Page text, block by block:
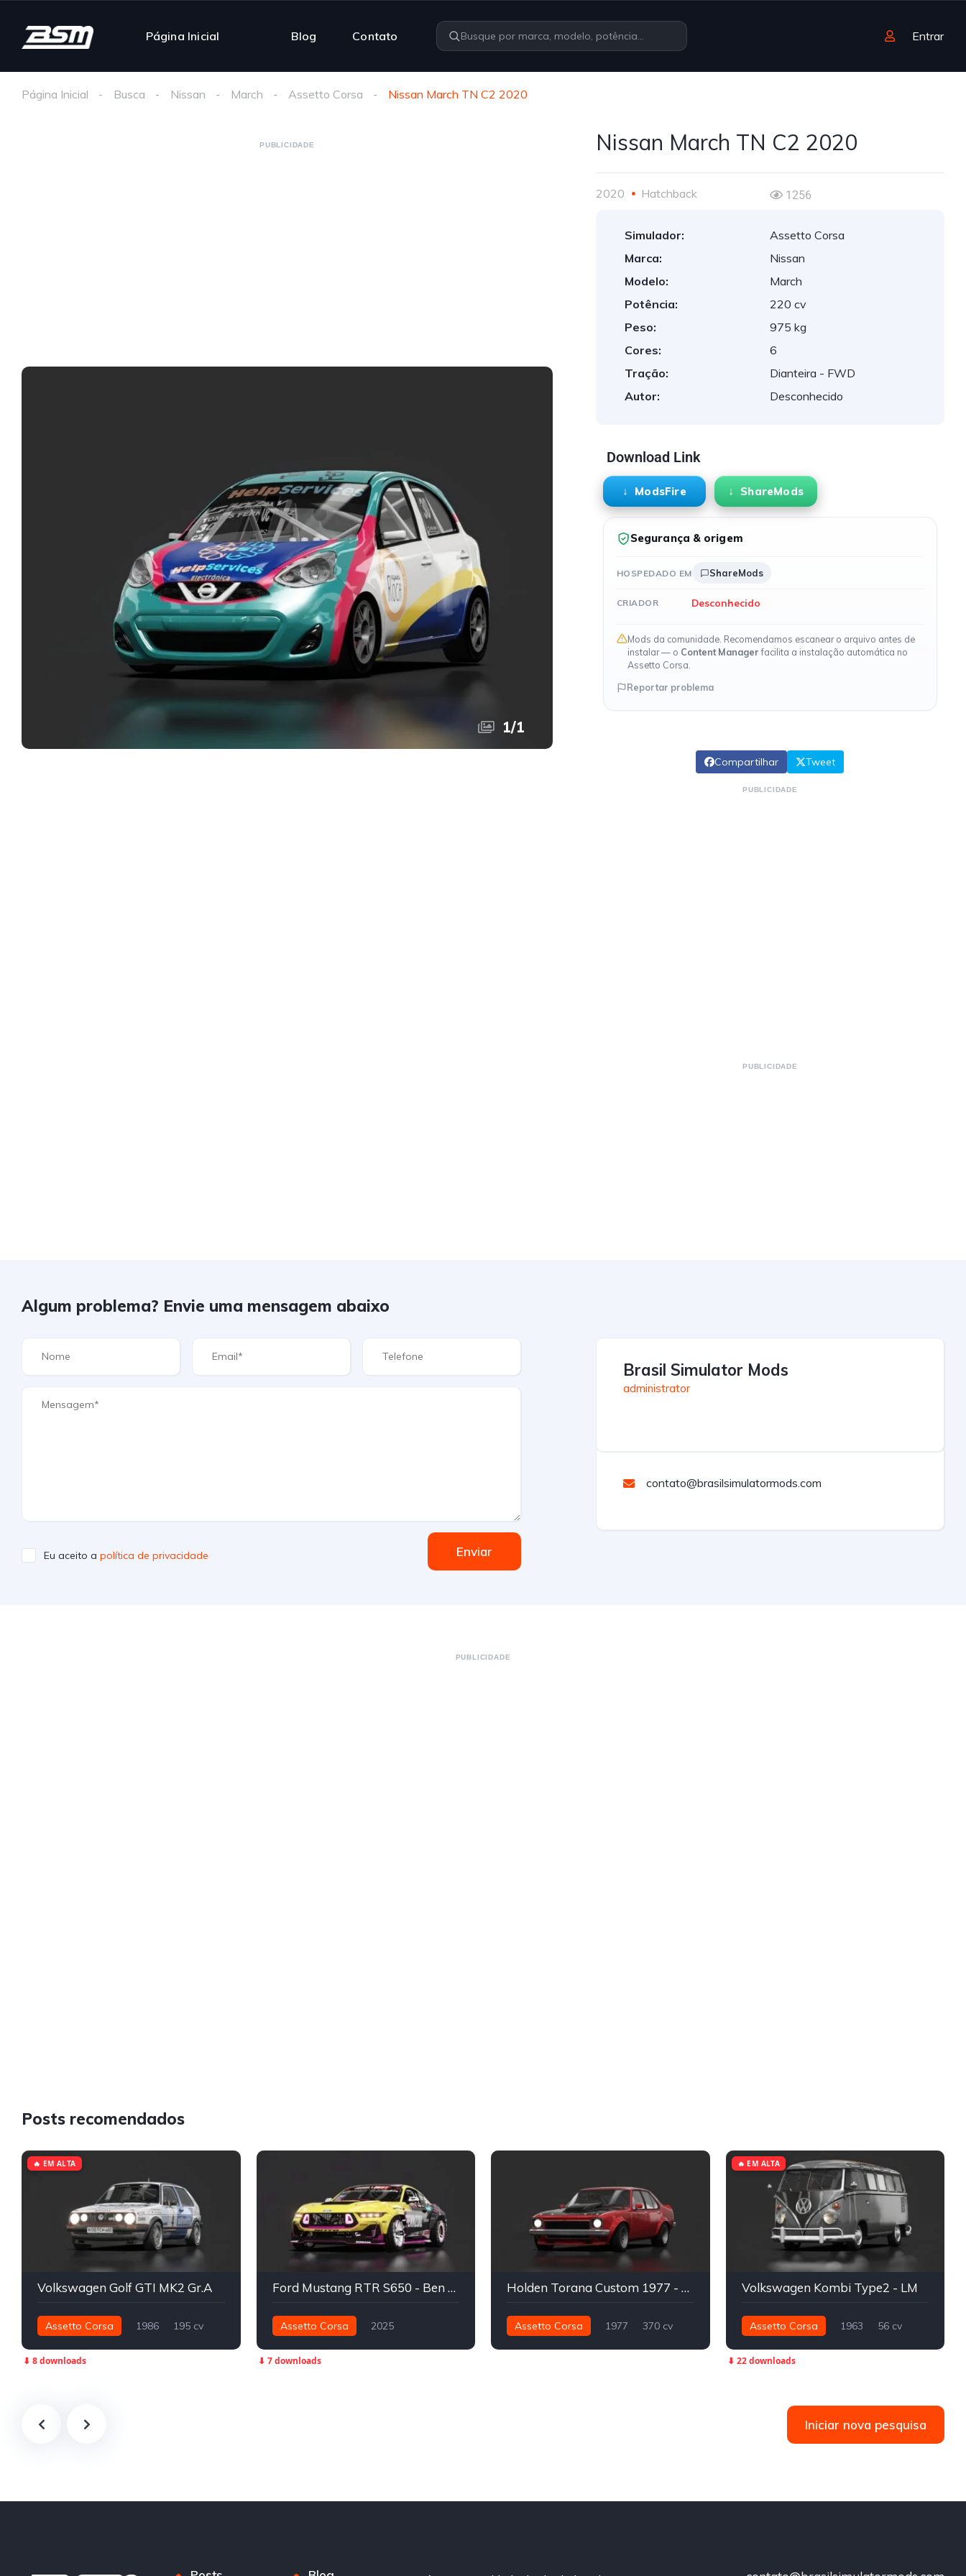
Página Inicial Blog Contato Entrar
Página Inicial Busca Nissan March Assetto Corsa Nissan March TN C2 2020
PUBLICIDADE
1/1
Nissan March TN C2 2020
2020 Hatchback 1256
Simulador:
Assetto Corsa
Marca:
Nissan
Modelo:
March
Potência:
220 cv
Peso:
975 kg
Cores:
6
Tração:
Dianteira - FWD
Autor:
Desconhecido
Download Link
ModsFire ShareMods
Segurança & origem
HOSPEDADO EM ShareMods
CRIADOR Desconhecido
Mods da comunidade. Recomendamos escanear o arquivo antes de
instalar — o Content Managerfacilita a instalação automática no
Assetto Corsa.
Reportar problema
Compartilhar Tweet
PUBLICIDADE
PUBLICIDADE
Algum problema? Envie uma mensagem abaixo
Eu aceito a política de privacidade Enviar
Brasil Simulator Mods
administrator
contato@brasilsimulatormods.com
PUBLICIDADE
Posts recomendados
Volkswagen Golf GTI MK2 Gr.A
Assetto Corsa 1986
195 cv
Grupo A
🔥 EM ALTA
⬇ 8 downloads
Ford Mustang RTR S650 - Ben Hobson 2025
Assetto Corsa
2025
Traseira - RWD
⬇ 7 downloads
Holden Torana Custom 1977 - LM
Assetto Corsa 1977
370 cv
Volkswagen Kombi Type2 - LM
Assetto Corsa 1963
56 cv
🔥 EM ALTA
⬇ 22 downloads
Iniciar nova pesquisa